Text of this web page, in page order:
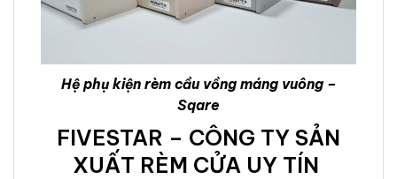
Hệ phụ kiện rèm cầu vồng máng vuông –
Sqare
FIVESTAR – CÔNG TY SẢN
XUẤT RÈM CỬA UY TÍN